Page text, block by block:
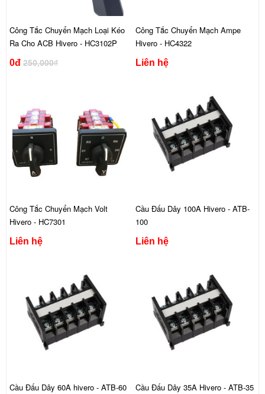
Công Tắc Chuyển Mạch Loại Kéo
Ra Cho ACB Hivero - HC3102P
0đ 250,000₫
Công Tắc Chuyển Mạch Ampe
Hivero - HC4322
Liên hệ
Công Tắc Chuyển Mạch Volt
Hivero - HC7301
Liên hệ
Cầu Đấu Dây 100A Hivero - ATB-
100
Liên hệ
Cầu Đấu Dây 60A hivero - ATB-60 Cầu Đấu Dây 35A Hivero - ATB-35